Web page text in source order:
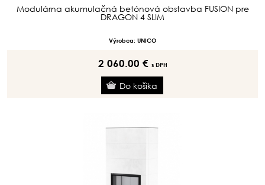
Modulárna akumulačná betónová obstavba FUSION pre
DRAGON 4 SLIM
Výrobca: UNICO
2 060.00 € s DPH